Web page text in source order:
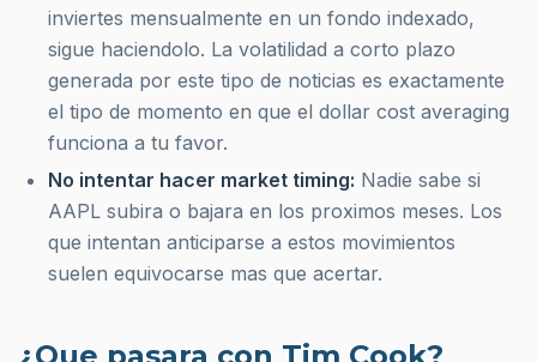
inviertes mensualmente en un fondo indexado,
sigue haciendolo. La volatilidad a corto plazo
generada por este tipo de noticias es exactamente
el tipo de momento en que el dollar cost averaging
funciona a tu favor.
No intentar hacer market timing: Nadie sabe si
AAPL subira o bajara en los proximos meses. Los
que intentan anticiparse a estos movimientos
suelen equivocarse mas que acertar.